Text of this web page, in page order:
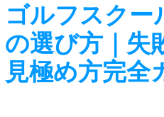
ゴルフスクー
の選び方｜失
見極め方完全